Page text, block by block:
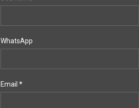
WhatsApp
Email*